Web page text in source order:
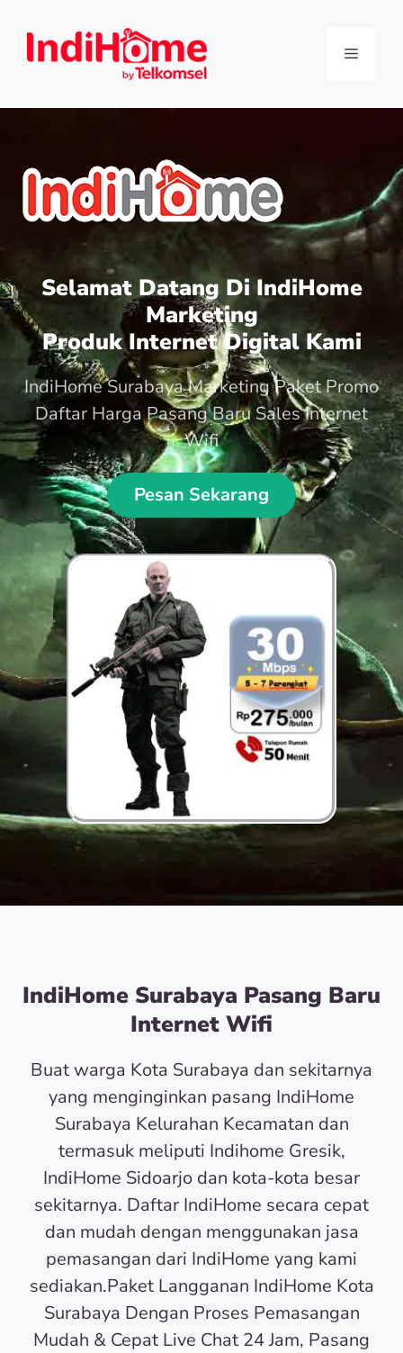
Selamat Datang Di IndiHome
Marketing
Produk Internet Digital Kami
IndiHome Surabaya Marketing Paket Promo
Daftar Harga Pasang Baru Sales Internet
Wifi
Pesan Sekarang
IndiHome Surabaya Pasang Baru
Internet Wifi
Buat warga Kota Surabaya dan sekitarnya
yang menginginkan pasang IndiHome
Surabaya Kelurahan Kecamatan dan
termasuk meliputi Indihome Gresik,
IndiHome Sidoarjo dan kota-kota besar
sekitarnya. Daftar IndiHome secara cepat
dan mudah dengan menggunakan jasa
pemasangan dari IndiHome yang kami
sediakan.Paket Langganan IndiHome Kota
Surabaya Dengan Proses Pemasangan
Mudah & Cepat Live Chat 24 Jam, Pasang